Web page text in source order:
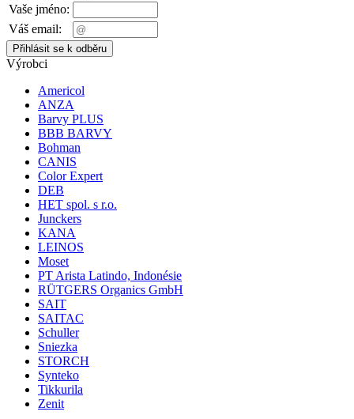
Vaše jméno:
Váš email:
Výrobci
Americol
ANZA
Barvy PLUS
BBB BARVY
Bohman
CANIS
Color Expert
DEB
HET spol. s r.o.
Junckers
KANA
LEINOS
Moset
PT Arista Latindo, Indonésie
RÜTGERS Organics GmbH
SAIT
SAITAC
Schuller
Sniezka
STORCH
Synteko
Tikkurila
Zenit